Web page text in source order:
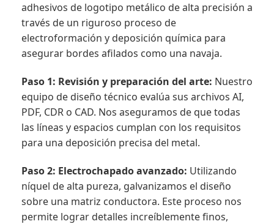
adhesivos de logotipo metálico de alta precisión a
través de un riguroso proceso de
electroformación y deposición química para
asegurar bordes afilados como una navaja.
Paso 1: Revisión y preparación del arte: Nuestro
equipo de diseño técnico evalúa sus archivos AI,
PDF, CDR o CAD. Nos aseguramos de que todas
las líneas y espacios cumplan con los requisitos
para una deposición precisa del metal.
Paso 2: Electrochapado avanzado: Utilizando
níquel de alta pureza, galvanizamos el diseño
sobre una matriz conductora. Este proceso nos
permite lograr detalles increíblemente finos,